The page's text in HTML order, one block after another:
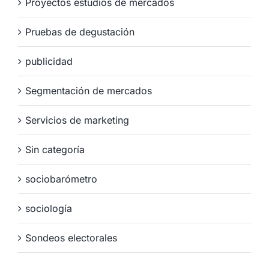
Pruebas de degustación
publicidad
Segmentación de mercados
Servicios de marketing
Sin categoría
sociobarómetro
sociología
Sondeos electorales